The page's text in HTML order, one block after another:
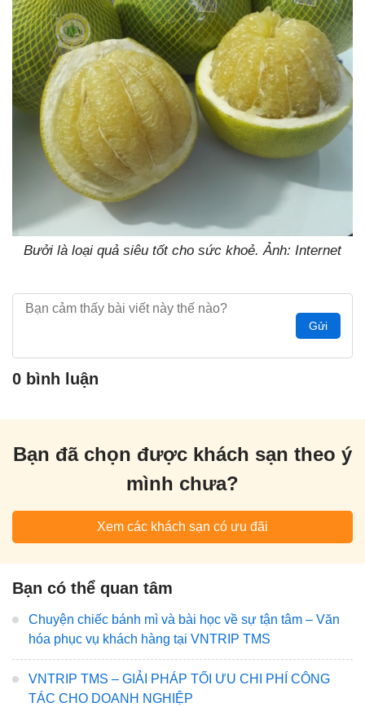
Bưởi là loại quả siêu tốt cho sức khoẻ. Ảnh: Internet
Gửi
0 bình luận
Bạn đã chọn được khách sạn theo ý
mình chưa?
Xem các khách sạn có ưu đãi
Bạn có thể quan tâm
Chuyện chiếc bánh mì và bài học về sự tận tâm – Văn
hóa phục vụ khách hàng tại VNTRIP TMS
VNTRIP TMS – GIẢI PHÁP TỐI ƯU CHI PHÍ CÔNG
TÁC CHO DOANH NGHIỆP